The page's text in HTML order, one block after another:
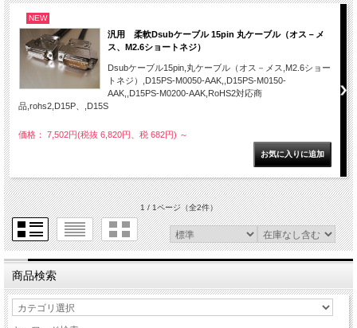
NEW
汎用 柔軟Dsubケーブル 15pin 丸ケーブル（オス－メ
ス、M2.6ショートネジ）
Dsubケーブル15pin,丸ケーブル（オス－メス,M2.6ショー
トネジ）,D15PS-M0050-AAK,,D15PS-M0150-
AAK,,D15PS-M0200-AAK,RoHS2対応商
品,rohs2,D15P、,D15S
価格： 7,502円(税抜 6,820円、税 682円) ～
1 / 1ページ（全2件）
商品検索